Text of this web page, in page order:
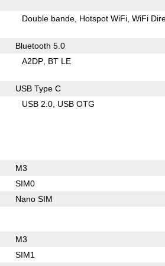
Double bande Hotspot WiFi WiFi
Bluetooth 5.0
A2DP BT LE
USB Type C
USB 2.0 USB OTG
M3
SIM0
Nano SIM
M3
SIM1